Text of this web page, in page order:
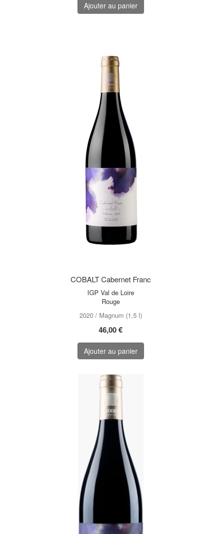
Ajouter au panier
COBALT Cabernet Franc
IGP Val de Loire
Rouge
2020 / Magnum (1,5 l)
46,00 €
Ajouter au panier